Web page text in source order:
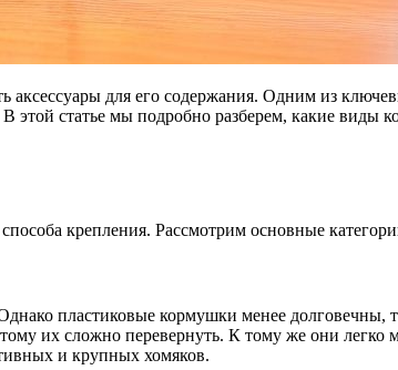
статье мы подробно разберем, какие виды
крепления. Рассмотрим основные
пластиковые кормушки менее долговечны,
их сложно перевернуть. К тому же они легко
и крупных хомяков.